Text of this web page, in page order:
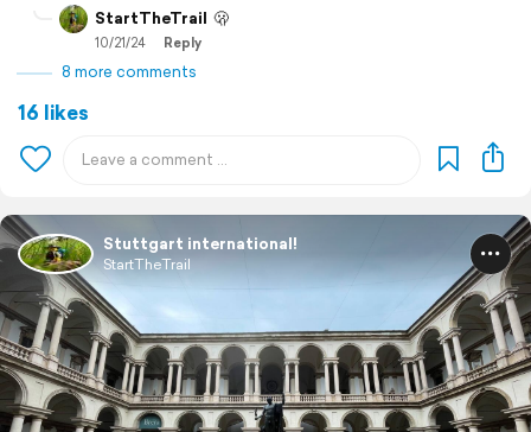
StartTheTrail 🫢
10/21/24 Reply
8 more comments
16 likes
Stuttgart international!
StartTheTrail